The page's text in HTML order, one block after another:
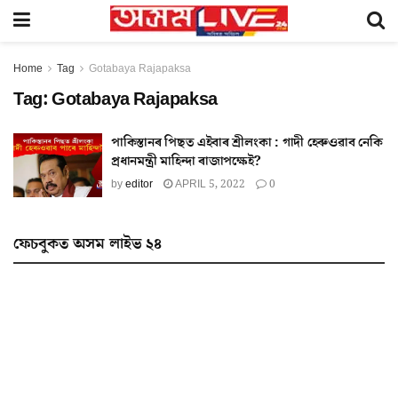
Home Tag Gotabaya Rajapaksa
Tag:Gotabaya Rajapaksa
পাকিস্তানৰ পিছত এইবাৰ শ্ৰীলংকা : গাদী হেৰুওৱাব নেকি
প্ৰধানমন্ত্ৰী মাহিন্দা ৰাজাপক্ষেই?
byeditor APRIL 5, 2022 0
ফেচবুকত অসম লাইভ ২৪